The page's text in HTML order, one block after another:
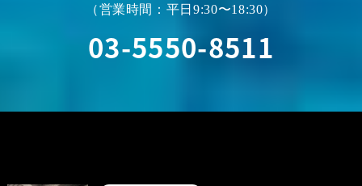
（営業時間：平日9:30〜18:30）
03-5550-8511